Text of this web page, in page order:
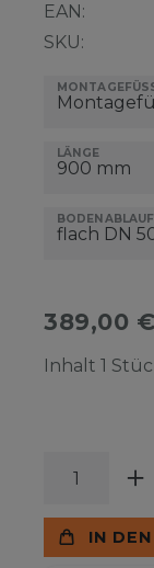
EAN:
SKU:
LÄNGE
BODENABLAUF
389,00 €
Inhalt 1
IN